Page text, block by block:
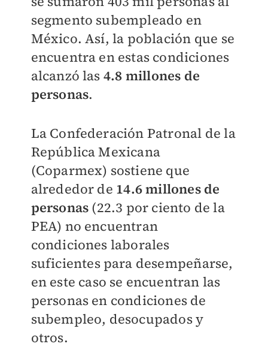
segmento subempleado en
México. Así, la población que se
encuentra en estas condiciones
alcanzó las 4.8 millones de
personas.
La Confederación Patronal de la
República Mexicana
(Coparmex) sostiene que
alrededor de 14.6 millones de
personas (22.3 por ciento de la
PEA) no encuentran
condiciones laborales
suficientes para desempeñarse,
en este caso se encuentran las
personas en condiciones de
subempleo, desocupados y
otros.